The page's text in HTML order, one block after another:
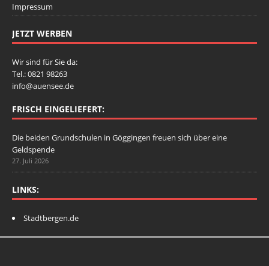
Impressum
JETZT WERBEN
Wir sind für Sie da:
Tel.: 0821 98263
info@auensee.de
FRISCH EINGELIEFERT:
Die beiden Grundschulen in Göggingen freuen sich über eine
Geldspende
27. Juli 2026
LINKS:
Stadtbergen.de